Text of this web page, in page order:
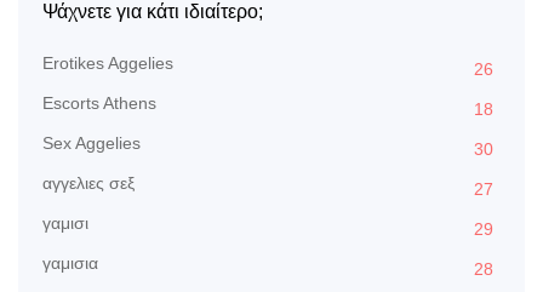
Ψάχνετε για κάτι ιδιαίτερο;
Erotikes Aggelies
26
Escorts Athens
18
Sex Aggelies
30
αγγελιες σεξ
27
γαμισι
29
γαμισια
28